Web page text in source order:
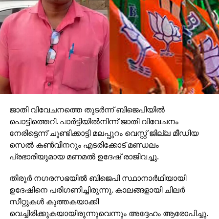
രക്തചൊരിച്ചിലില്‍ 20000 പേര്‍ക്ക് പരിക്കേറ്റു. എന്നാല്‍,
അജ്ഞാത വ്യോമാക്രമണങ്ങളില്‍ ഒട്ടേറെ പേര്‍
കൊല്ലപ്പെട്ടിട്ടുണ്ടെന്നു ഒബ്‌സര്‍വേറ്ററി ഡയറക്ടര്‍ റാമി
അബ്ദുല്‍ റഹ്മാന്‍ പറയുന്നു. റഷ്യന്‍ ആക്രമണത്തില്‍
ജനങ്ങളുടെ ആശ്രയ കേന്ദ്രങ്ങളായ ആസ്പത്രികളും
മെഡിക്കല്‍ ക്ലിനിക്കുകളും തകര്‍ന്നടിഞ്ഞു.
കിഴക്കന്‍ ആലപ്പോയിലാണ് സിറിയ കണ്ടതില്‍ വെച്ച്
ഏറ്റവും വലിയ രക്തരൂഷിത പോരാട്ടം അരങ്ങേറിയത്.
സിറിയയുടെ ഏറ്റവും വലിയ വാണിജ്യ
നഗരമായിരുന്നു ആലപ്പോ. ഇന്നിപ്പോള്‍ വ്യാണിജ്യ
നഗരത്തിന്റെ പഴയ ഖ്യാതി ഒന്നും ഇല്ല. വിവിധയിനം
വ്യാപാരങ്ങളുടെ സമുച്ചയമായിരുന്ന ആലപ്പോ
യുദ്ധത്തില്‍ തകര്‍ന്നു നിലംപൊത്തി. പോരാട്ടങ്ങള്‍ക്കും
ആക്രമണങ്ങള്‍ക്കും ഇരയായ ആലപ്പോയില്‍
കീഴിലാണ്. ഇവരെ തുടച്ചു നീക്കുകയെന്ന
ലക്ഷ്യത്തോടെയാണ് പോരാട്ടം കനക്കുന്നത്. കിഴക്കന്‍
ആലപ്പോയില്‍ മാത്രം ഒരു വര്‍ഷത്തിനുള്ളില്‍ 400
പേരാണ് കൊല്ലപ്പെട്ടത്. 1700 പേര്‍ക്ക് പരിക്കേറ്റു.
ജാതി വിവേചനത്തെ തുടര്‍ന്ന് ബിജെപിയില്‍
പൊട്ടിത്തെറി. പാര്‍ട്ടിയില്‍നിന്ന് ജാതി വിവേചനം
നേരിട്ടെന്ന് ചൂണ്ടിക്കാട്ടി മലപ്പുറം വെസ്റ്റ് ജില്ല മീഡിയ
സെല്‍ കണ്‍വീനറും എടരിക്കോട് മണ്ഡലം
പ്രഭാരിയുമായ മണമല്‍ ഉദേഷ് രാജിവച്ചു.
തിരൂര്‍ നഗരസഭയില്‍ ബിജെപി സ്ഥാനാര്‍ഥിയായി
ഉദേഷിനെ പരിഗണിച്ചിരുന്നു. കാലങ്ങളായി ചിലര്‍
സീറ്റുകള്‍ കുത്തകയാക്കി
വെച്ചിരിക്കുകയായിരുന്നുവെന്നും അദ്ദേഹം ആരോപിച്ചു.